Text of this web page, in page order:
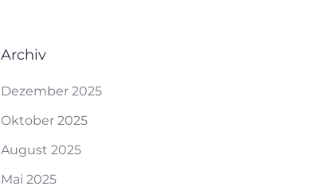
Archiv
Dezember 2025
Oktober 2025
August 2025
Mai 2025